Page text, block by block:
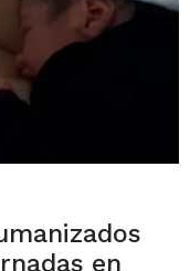
en